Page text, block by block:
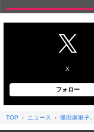
X
フォロー
TOP ニュース 篠田麻里子